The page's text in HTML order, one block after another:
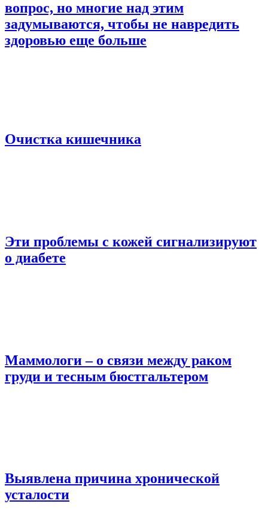
вопрос, но многие над этим
задумываются, чтобы не навредить
здоровью еще больше
Очистка кишечника
Эти проблемы с кожей сигнализируют
о диабете
Маммологи – о связи между раком
груди и тесным бюстгальтером
Выявлена причина хронической
усталости